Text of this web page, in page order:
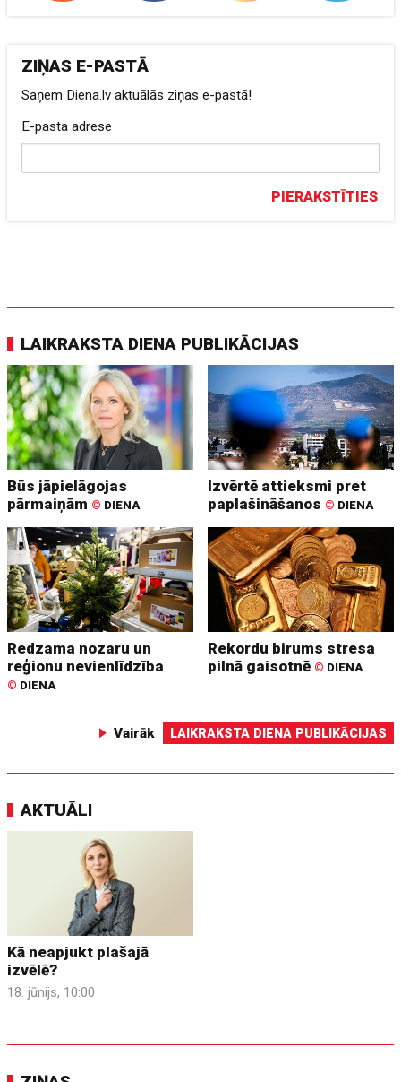
ZIŅAS E-PASTĀ
Saņem Diena.lv aktuālās ziņas e-pastā!
E-pasta adrese
PIERAKSTĪTIES
LAIKRAKSTA DIENA PUBLIKĀCIJAS
Būs jāpielāgojas
pārmaiņām © DIENA
Izvērtē attieksmi pret
paplašināšanos © DIENA
Redzama nozaru un
reģionu nevienlīdzība
© DIENA
Rekordu birums stresa
pilnā gaisotnē © DIENA
Vairāk LAIKRAKSTA DIENA PUBLIKĀCIJAS
AKTUĀLI
Kā neapjukt plašajā
izvēlē?
18. jūnijs, 10:00